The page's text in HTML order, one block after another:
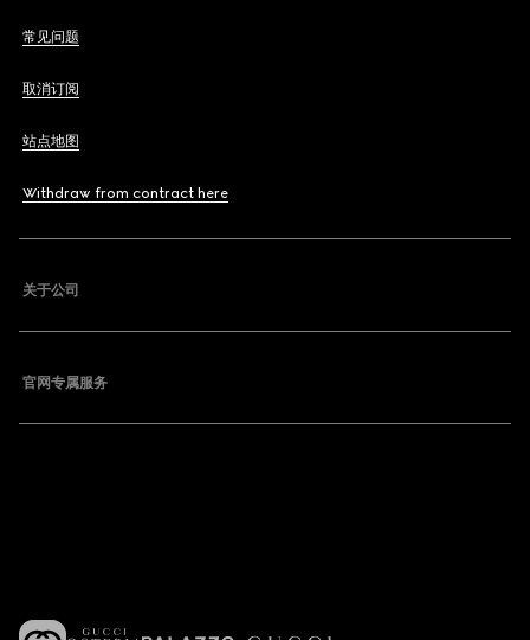
常见问题
取消订阅
站点地图
Withdraw from contract here
关于公司
官网专属服务